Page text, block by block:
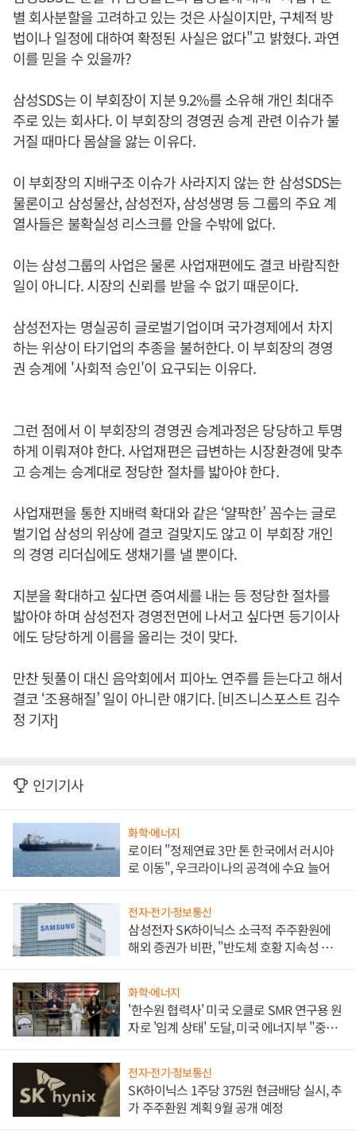
별 회사분할을 고려하고 있는 것은 사실이지만, 구체적 방
법이나 일정에 대하여 확정된 사실은 없다"고 밝혔다. 과연
이를 믿을 수 있을까?
삼성SDS는 이 부회장이 지분 9.2%를 소유해 개인 최대주
주로 있는 회사다. 이 부회장의 경영권 승계 관련 이슈가 불
거질 때마다 몸살을 앓는 이유다.
이 부회장의 지배구조 이슈가 사라지지 않는 한 삼성SDS는
물론이고 삼성물산, 삼성전자, 삼성생명 등 그룹의 주요 계
열사들은 불확실성 리스크를 안을 수밖에 없다.
이는 삼성그룹의 사업은 물론 사업재편에도 결코 바람직한
일이 아니다. 시장의 신뢰를 받을 수 없기 때문이다.
삼성전자는 명실공히 글로벌기업이며 국가경제에서 차지
하는 위상이 타기업의 추종을 불허한다. 이 부회장의 경영
권 승계에 '사회적 승인'이 요구되는 이유다.
그런 점에서 이 부회장의 경영권 승계과정은 당당하고 투명
하게 이뤄져야 한다. 사업재편은 급변하는 시장환경에 맞추
고 승계는 승계대로 정당한 절차를 밟아야 한다.
사업재편을 통한 지배력 확대와 같은 ‘얄팍한’ 꼼수는 글로
벌기업 삼성의 위상에 결코 걸맞지도 않고 이 부회장 개인
의 경영 리더십에도 생채기를 낼 뿐이다.
지분을 확대하고 싶다면 증여세를 내는 등 정당한 절차를
밟아야 하며 삼성전자 경영전면에 나서고 싶다면 등기이사
에도 당당하게 이름을 올리는 것이 맞다.
만찬 뒷풀이 대신 음악회에서 피아노 연주를 듣는다고 해서
결코 ‘조용해질’ 일이 아니란 얘기다. [비즈니스포스트 김수
정 기자]
인기기사
화학·에너지
로이터 "정제연료 3만 톤 한국에서 러시아
로 이동", 우크라이나의 공격에 수요 늘어
전자·전기·정보통신
삼성전자 SK하이닉스 소극적 주주환원에
해외 증권가 비판, "반도체 호황 지속성 의
화학·에너지
'한수원 협력사' 미국 오클로 SMR 연구용 원
자로 '임계 상태' 도달, 미국 에너지부 "중요
전자·전기·정보통신
SK하이닉스 1주당 375원 현금배당 실시, 추
가 주주환원 계획 9월 공개 예정